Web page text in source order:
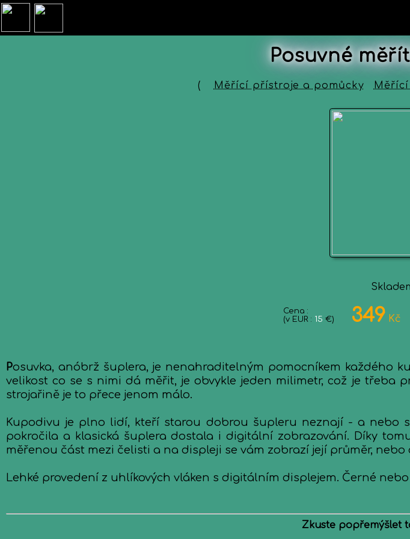
Posuvné
( Měřící přístroje a pomůcky
Cena :
(v EUR : 15 €) 349 Kč
Posuvka, anóbrž šuplera, je nenahraditelným pomocníkem každého
velikost co se s nimi dá měřit, je obvykle jeden milimetr, což je
strojařině je to přece jenom málo.
Kupodivu je plno lidí, kteří starou dobrou šupleru neznají - a nebo
pokročila a klasická šuplera dostala i digitální zobrazování. Díky
měřenou část mezi čelisti a na displeji se vám zobrazí její průměr, nebo
Lehké provedení z uhlíkových vláken s digitálním displejem. Černé
Zkuste popřemýšlet